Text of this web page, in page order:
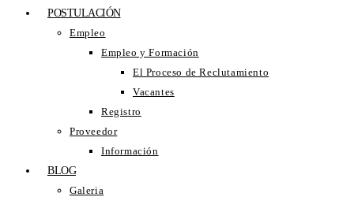
POSTULACIÓN
Empleo
Empleo y Formación
El Proceso de Reclutamiento
Vacantes
Registro
Proveedor
Información
BLOG
Galeria